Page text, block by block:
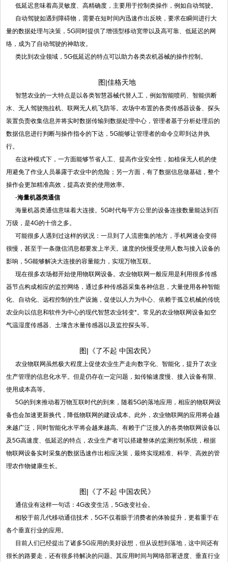
低延迟意味着高灵敏度、高精确度，主要用于控制类操作，例如自动驾驶。
自动驾驶如遇到障碍物，需要在短时间内迅速作出反映，要求在瞬间进行大
量的数据处理与决策，5G同时提供了增强型移动宽带以及高可靠、低延迟的网
络，成为了自动驾驶的神助攻。
类比到农业领域，5G低延迟的特点可以助力各类农机器械的操作控制。
图|佳格天地
智慧农业的一大特点是以各类智慧器械代替人工，例如智能喷药、智能供断
水、无人驾驶拖拉机、联网无人机飞防等。农场中布置的各类传感器设备、探头
装置负责收集信息并将实时数据传输到数据处理中心，管理者基于分析处理后的
数据信息进行判断与操作指令的下达，5G能够让管理者的命令立即到达并执
行。
在这种模式下，一方面能够节省人工、提高作业安全性，如植保无人机的使
用避免了作业人员暴露于农业中的危险；另一方面，有了数据信息做基础，整个
操作会更加精准高效，提高农资的使用效率。
·海量机器类通信
海量机器类通信意味着大连接。5G时代每平方公里的设备连接数量能达到百
万级，是4G的十倍之多。
可能很多人遇到过这样的状况：一旦到了人流密集的地方，手机网速会变得
很慢，甚至于一条微信消息都要发上半天。速度的快慢受使用人数与接入设备的
影响，5G能够解决大连接的容量能力，实现万物互联。
现在很多农场都开始使用物联网设备。农业物联网一般应用是利用很多传感
器节点构成相应的监控网络，通过多种传感器采集各种信息，大量使用各种智能
化、自动化、远程控制的生产设施，促使以人力为中心、依赖于孤立机械的传统
农业向以信息和软件为中心的现代智慧农业转变*。常见的农业物联网设备如空
气温湿度传感器、土壤含水量传感器以及监控探头等。
图|《了不起 中国农民》
农业物联网虽然极大程度上促使农业生产走向数字化、智能化，提升了农业
生产管理的信息化水平。但是仍存在一定问题，如传输速度慢、接入设备有限、
使用成本高等。
5G的到来推动着万物互联时代的到来，随着5G的落地应用，相应的物联网设
备也会加速更新换代，降低物联网的建设成本。此外，农业物联网的应用将会越
来越广泛，同时智能化水平将会越来越高。有赖于广泛接入的各类物联网设备以
及5G高速度、低延迟的特点，农业生产者可以搭建整体的监测控制系统，根据
物联网设备实时采集的数据迅速作出相应决策，最终实现精准、科学、高效的管
理农作物健康生长。
图|《了不起 中国农民》
通信业有这样一句话：4G改变生活，5G改变社会。
相较于前几代移动通信技术，5G不仅着眼于消费者的体验提升，更着重于在
各个垂直行业的应用。
目前人们已经提出了诸多5G应用的美好设想，但从设想到落地，这中间还有
很长的路要走，还有很多待解决的问题。其应用时间与网络部署进度、垂直行业